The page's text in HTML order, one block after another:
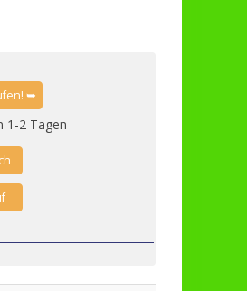
➥
1-2 Tagen